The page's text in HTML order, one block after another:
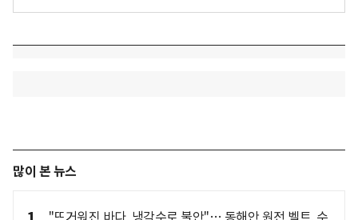
많이 본 뉴스